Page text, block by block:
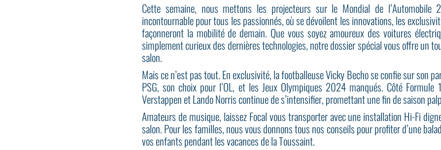
Cette semaine, nous mettons les projecteurs sur le Mondial de l’Automobile
incontournable pour tous les passionnés, où se dévoilent les innovations, les
façonneront la mobilité de demain. Que vous soyez amoureux des voitures
simplement curieux des dernières technologies, notre dossier spécial vous offre un
salon.
Mais ce n’est pas tout. En exclusivité, la footballeuse Vicky Becho se confie sur son
PSG, son choix pour l’OL, et les Jeux Olympiques 2024 manqués. Côté
Verstappen et Lando Norris continue de s’intensifier, promettant une fin de saison
Amateurs de musique, laissez Focal vous transporter avec une installation Hi-Fi
salon. Pour les familles, nous vous donnons tous nos conseils pour profiter d’une
vos enfants pendant les vacances de la Toussaint.